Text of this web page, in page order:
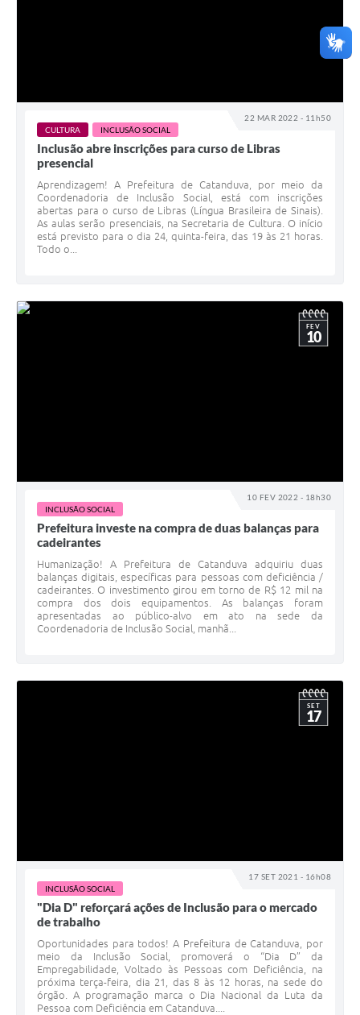
22 MAR 2022 - 11h50
CULTURA
INCLUSÃO SOCIAL
Inclusão abre inscrições para curso de Libras
presencial
Aprendizagem! A Prefeitura de Catanduva, por meio da
Coordenadoria de Inclusão Social, está com inscrições
abertas para o curso de Libras (Língua Brasileira de Sinais).
As aulas serão presenciais, na Secretaria de Cultura. O início
está previsto para o dia 24, quinta-feira, das 19 às 21 horas.
Todo o...
10 FEV 2022 - 18h30
FEV
10
INCLUSÃO SOCIAL
Prefeitura investe na compra de duas balanças para
cadeirantes
Humanização! A Prefeitura de Catanduva adquiriu duas
balanças digitais, específicas para pessoas com deficiência /
cadeirantes. O investimento girou em torno de R$ 12 mil na
compra dos dois equipamentos. As balanças foram
apresentadas ao público-alvo em ato na sede da
Coordenadoria de Inclusão Social, manhã...
17 SET 2021 - 16h08
SET
17
INCLUSÃO SOCIAL
"Dia D" reforçará ações de Inclusão para o mercado
de trabalho
Oportunidades para todos! A Prefeitura de Catanduva, por
meio da Inclusão Social, promoverá o “Dia D” da
Empregabilidade, Voltado às Pessoas com Deficiência, na
próxima terça-feira, dia 21, das 8 às 12 horas, na sede do
órgão. A programação marca o Dia Nacional da Luta da
Pessoa com Deficiência em Catanduva....